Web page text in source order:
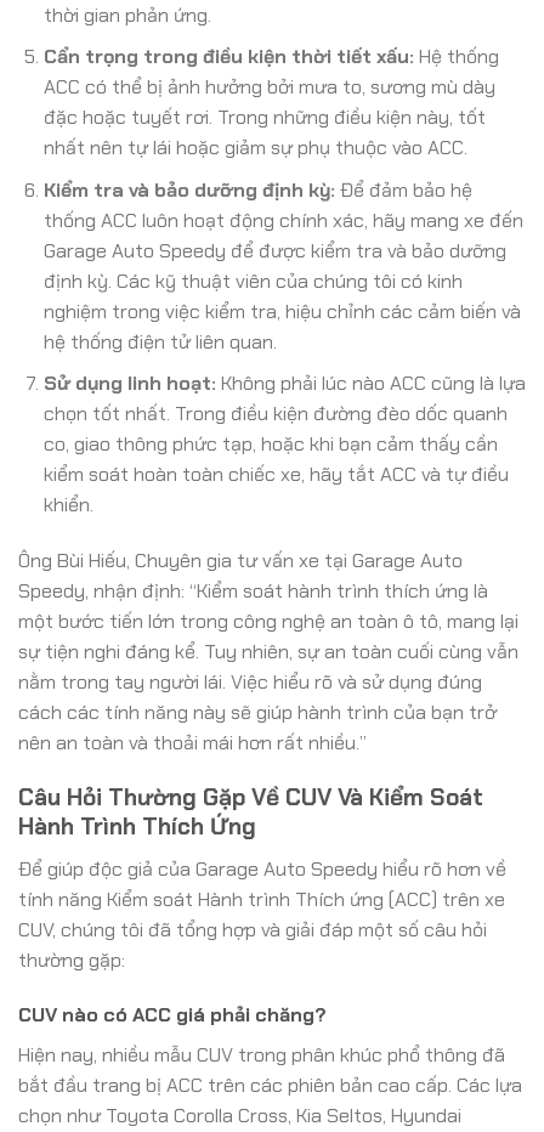
thời gian phản ứng.
Cẩn trọng trong điều kiện thời tiết xấu: Hệ thống
ACC có thể bị ảnh hưởng bởi mưa to, sương mù dày
đặc hoặc tuyết rơi. Trong những điều kiện này, tốt
nhất nên tự lái hoặc giảm sự phụ thuộc vào ACC.
Kiểm tra và bảo dưỡng định kỳ: Để đảm bảo hệ
thống ACC luôn hoạt động chính xác, hãy mang xe đến
Garage Auto Speedy để được kiểm tra và bảo dưỡng
định kỳ. Các kỹ thuật viên của chúng tôi có kinh
nghiệm trong việc kiểm tra, hiệu chỉnh các cảm biến và
hệ thống điện tử liên quan.
Sử dụng linh hoạt: Không phải lúc nào ACC cũng là lựa
chọn tốt nhất. Trong điều kiện đường đèo dốc quanh
co, giao thông phức tạp, hoặc khi bạn cảm thấy cần
kiểm soát hoàn toàn chiếc xe, hãy tắt ACC và tự điều
khiển.
Ông Bùi Hiếu, Chuyên gia tư vấn xe tại Garage Auto
Speedy, nhận định: “Kiểm soát hành trình thích ứng là
một bước tiến lớn trong công nghệ an toàn ô tô, mang lại
sự tiện nghi đáng kể. Tuy nhiên, sự an toàn cuối cùng vẫn
nằm trong tay người lái. Việc hiểu rõ và sử dụng đúng
cách các tính năng này sẽ giúp hành trình của bạn trở
nên an toàn và thoải mái hơn rất nhiều.”
Câu Hỏi Thường Gặp Về CUV Và Kiểm Soát
Hành Trình Thích Ứng
Để giúp độc giả của Garage Auto Speedy hiểu rõ hơn về
tính năng Kiểm soát Hành trình Thích ứng (ACC) trên xe
CUV, chúng tôi đã tổng hợp và giải đáp một số câu hỏi
thường gặp:
CUV nào có ACC giá phải chăng?
Hiện nay, nhiều mẫu CUV trong phân khúc phổ thông đã
bắt đầu trang bị ACC trên các phiên bản cao cấp. Các lựa
chọn như Toyota Corolla Cross, Kia Seltos, Hyundai